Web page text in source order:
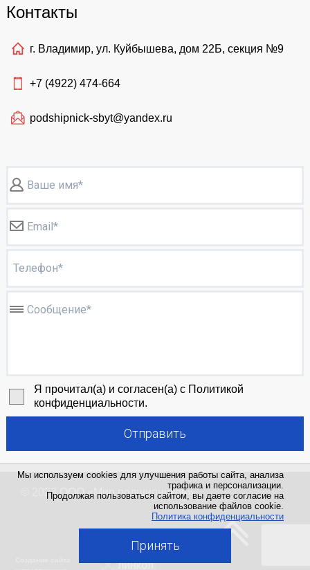
Мы используем cookies для улучшения работы сайта, анализа
трафика и персонализации.
Продолжая пользоваться сайтом, вы даете согласие на
использование файлов cookie.
Политика конфиденциальности
Принять
Контакты
г. Владимир, ул. Куйбышева, дом 22Б, секция №9
+7 (4922) 474-664
podshipnick-sbyt@yandex.ru
Ваше имя*
Email*
Телефон*
Сообщение*
Я прочитал(а) и согласен(а) с Политикой
конфиденциальности.
Отправить
© 2023ООО «Мир подшипников»